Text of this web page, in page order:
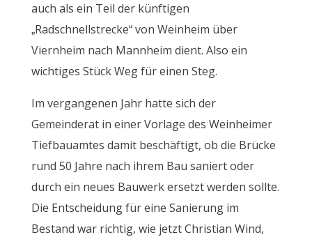
auch als ein Teil der künftigen
„Radschnellstrecke“ von Weinheim über
Viernheim nach Mannheim dient. Also ein
wichtiges Stück Weg für einen Steg.
Im vergangenen Jahr hatte sich der
Gemeinderat in einer Vorlage des Weinheimer
Tiefbauamtes damit beschäftigt, ob die Brücke
rund 50 Jahre nach ihrem Bau saniert oder
durch ein neues Bauwerk ersetzt werden sollte.
Die Entscheidung für eine Sanierung im
Bestand war richtig, wie jetzt Christian Wind,